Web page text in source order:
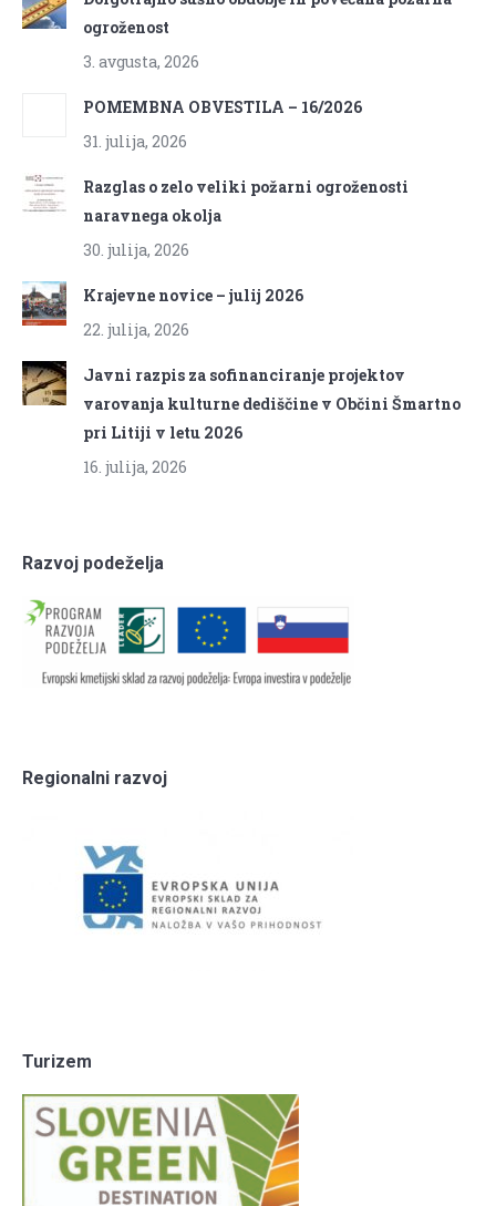
ogroženost
3. avgusta, 2026
POMEMBNA OBVESTILA – 16/2026
31. julija, 2026
Razglas o zelo veliki požarni ogroženosti
naravnega okolja
30. julija, 2026
Krajevne novice – julij 2026
22. julija, 2026
Javni razpis za sofinanciranje projektov
varovanja kulturne dediščine v Občini Šmartno
pri Litiji v letu 2026
16. julija, 2026
Razvoj podeželja
Regionalni razvoj
Turizem